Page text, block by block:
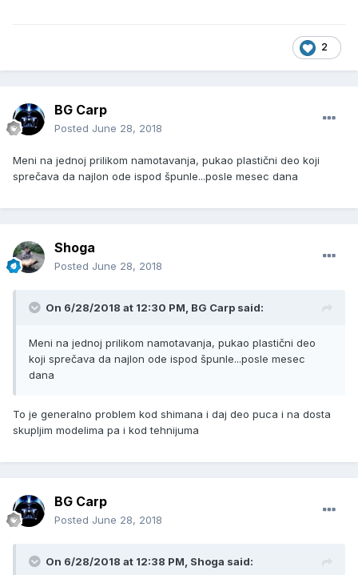
2
BG Carp
Posted June 28, 2018
Meni na jednoj prilikom namotavanja, pukao plastični deo koji
sprečava da najlon ode ispod špunle...posle mesec dana
Shoga
Posted June 28, 2018
On 6/28/2018 at 12:30 PM, BG Carp said:
Meni na jednoj prilikom namotavanja, pukao plastični deo
koji sprečava da najlon ode ispod špunle...posle mesec
dana
To je generalno problem kod shimana i daj deo puca i na dosta
skupljim modelima pa i kod tehnijuma
BG Carp
Posted June 28, 2018
On 6/28/2018 at 12:38 PM, Shoga said: